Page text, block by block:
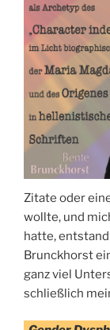
Zitate oder
wollte, und
hatte,
Brunckhorst
ganz viel
schließlich